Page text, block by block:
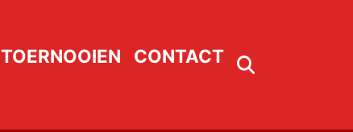
TOERNOOIEN CONTACT